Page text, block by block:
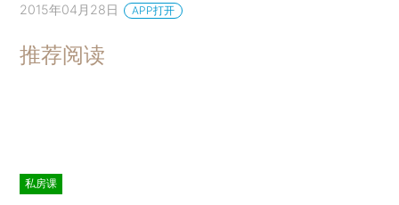
2015年04月28日 APP打开
推荐阅读
私房课